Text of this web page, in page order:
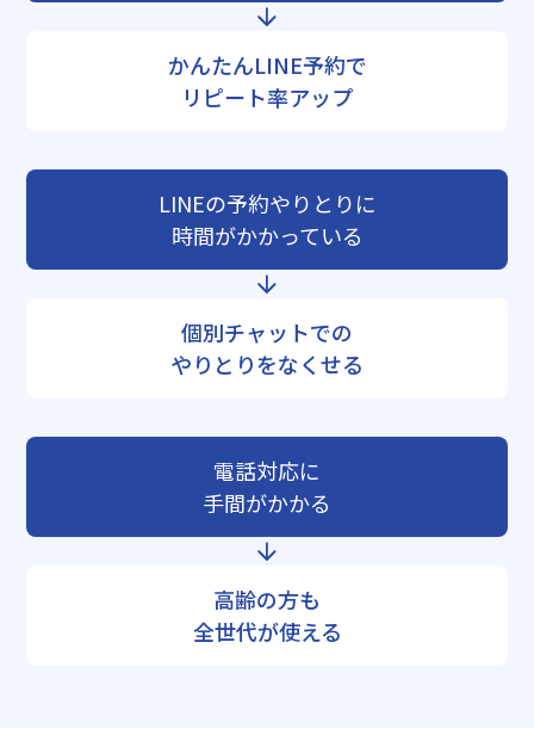
かんたんLINE予約で
リピート率アップ
LINEの予約やりとりに
時間がかかっている
個別チャットでの
やりとりをなくせる
電話対応に
手間がかかる
高齢の方も
全世代が使える